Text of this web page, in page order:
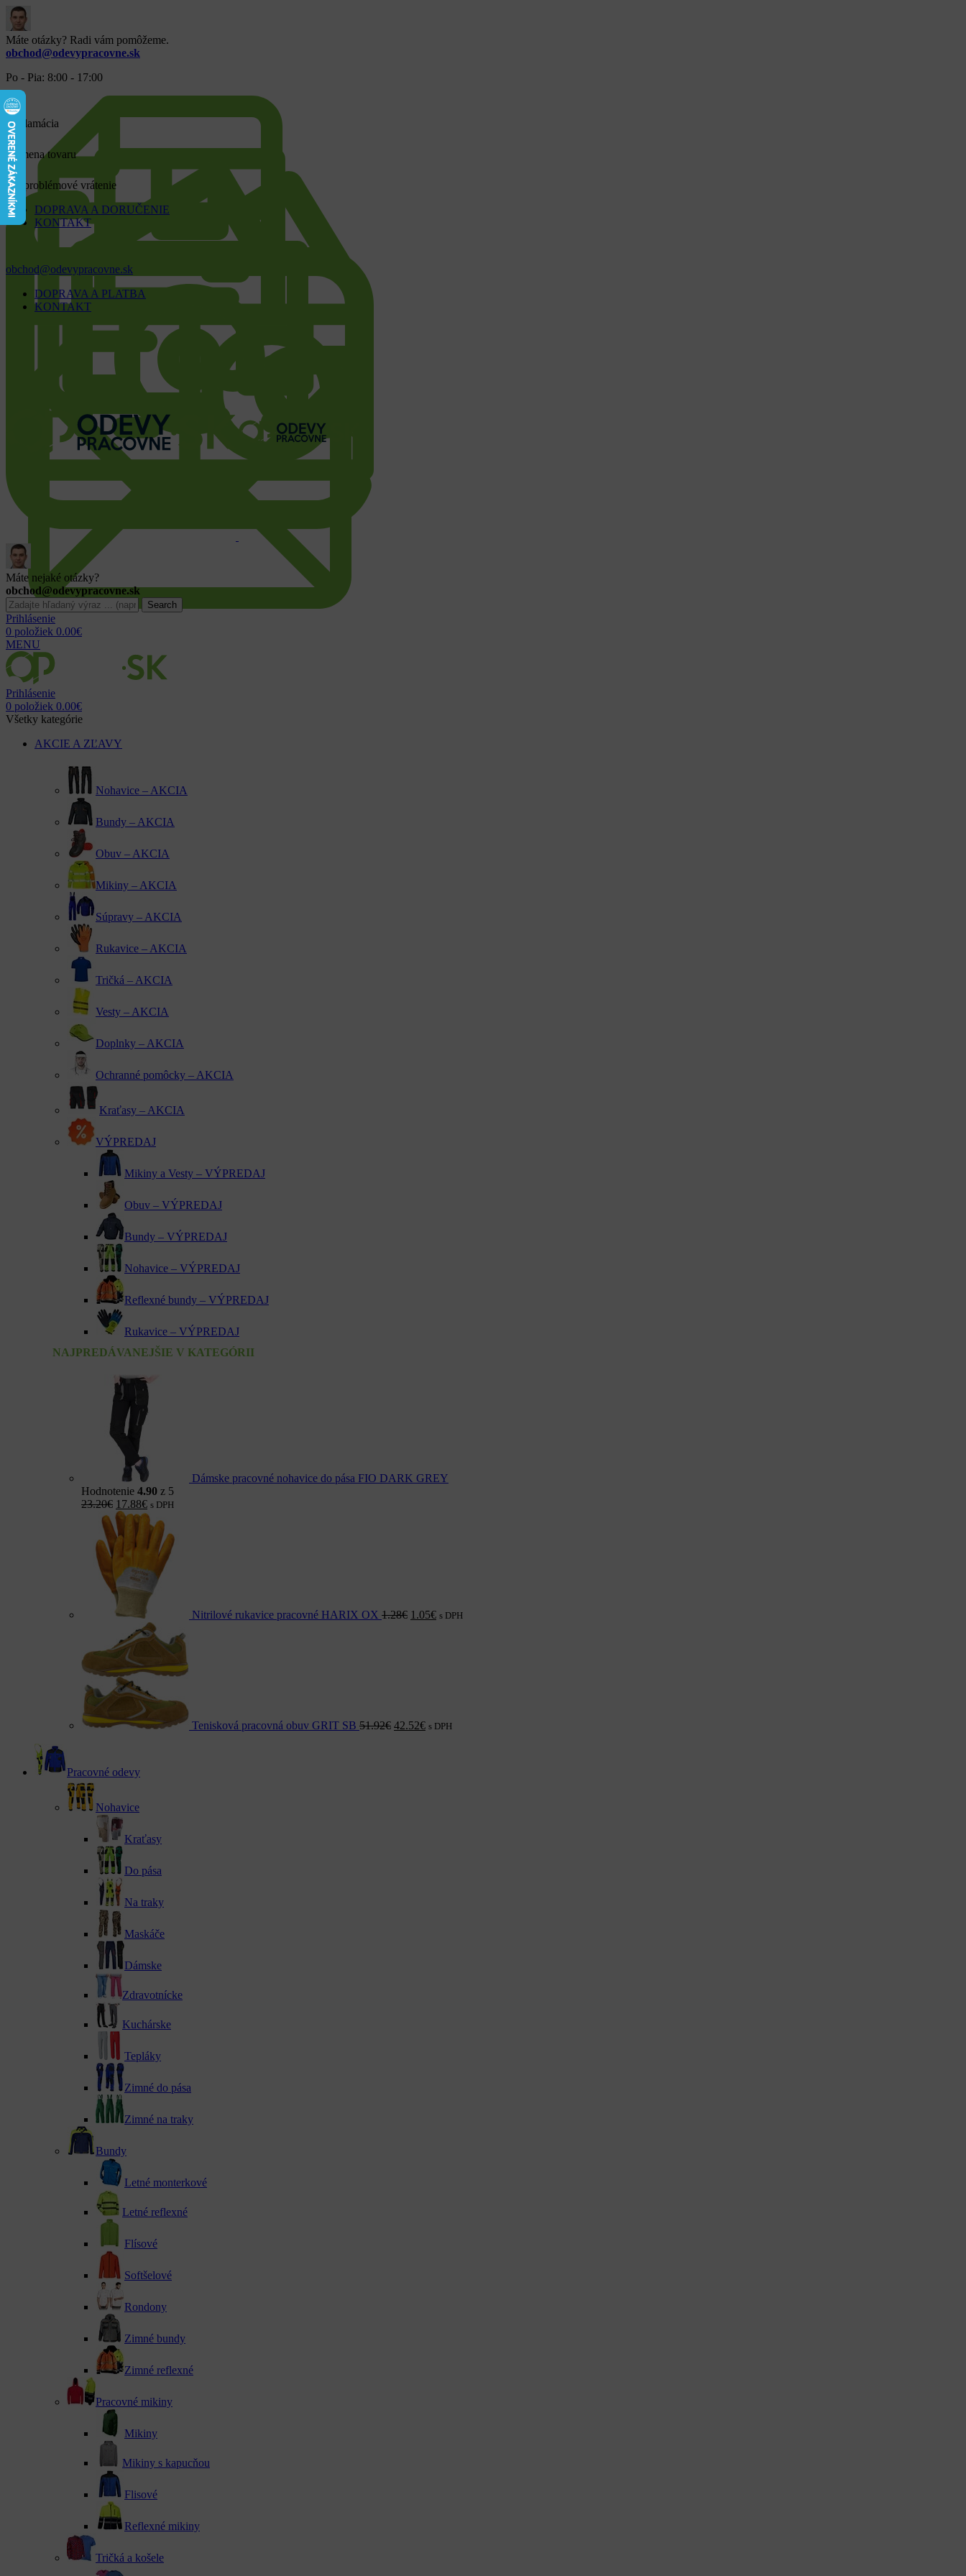
Máte otázky? Radi vám pomôžeme.
obchod@odevypracovne.sk
Po - Pia: 8:00 - 17:00
Reklamácia
Výmena tovaru
Bezproblémové vrátenie
DOPRAVA A DORUČENIE
KONTAKT
obchod@odevypracovne.sk
DOPRAVA A PLATBA
KONTAKT
Máte nejaké otázky?
obchod@odevypracovne.sk
Search
Prihlásenie
0 položiek 0.00€
MENU
Prihlásenie
0 položiek 0.00€
Všetky kategórie
AKCIE A ZĽAVY
Nohavice – AKCIA
Bundy – AKCIA
Obuv – AKCIA
Mikiny – AKCIA
Súpravy – AKCIA
Rukavice – AKCIA
Tričká – AKCIA
Vesty – AKCIA
Doplnky – AKCIA
Ochranné pomôcky – AKCIA
Kraťasy – AKCIA
VÝPREDAJ
Mikiny a Vesty – VÝPREDAJ
Obuv – VÝPREDAJ
Bundy – VÝPREDAJ
Nohavice – VÝPREDAJ
Reflexné bundy – VÝPREDAJ
Rukavice – VÝPREDAJ
NAJPREDÁVANEJŠIE V KATEGÓRII
Dámske pracovné nohavice do pása FIO DARK GREY
Hodnotenie 4.90 z 5
23.20€ 17.88€ s DPH
Nitrilové rukavice pracovné HARIX OX 1.28€ 1.05€ s DPH
Tenisková pracovná obuv GRIT SB 51.92€ 42.52€ s DPH
Pracovné odevy
Nohavice
Kraťasy
Do pása
Na traky
Maskáče
Dámske
Zdravotnícke
Kuchárske
Tepláky
Zimné do pása
Zimné na traky
Bundy
Letné monterkové
Letné reflexné
Flísové
Softšelové
Rondony
Zimné bundy
Zimné reflexné
Pracovné mikiny
Mikiny
Mikiny s kapucňou
Flisové
Reflexné mikiny
Tričká a košele